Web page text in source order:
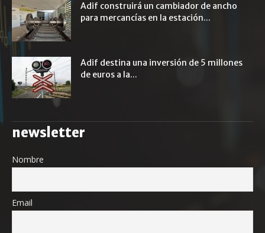
Adif construirá un cambiador de ancho
para mercancías en la estación...
Adif destina una inversión de 5 millones
de euros a la...
newsletter
Nombre
Email